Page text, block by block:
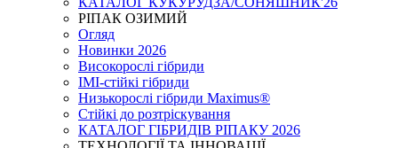
РІПАК ОЗИМИЙ
Огляд
Новинки 2026
Високорослі гібриди
IMI-стійкі гібриди
Низькорослі гібриди Maximus®
Стійкі до розтріскування
КАТАЛОГ ГІБРИДІВ РІПАКУ 2026